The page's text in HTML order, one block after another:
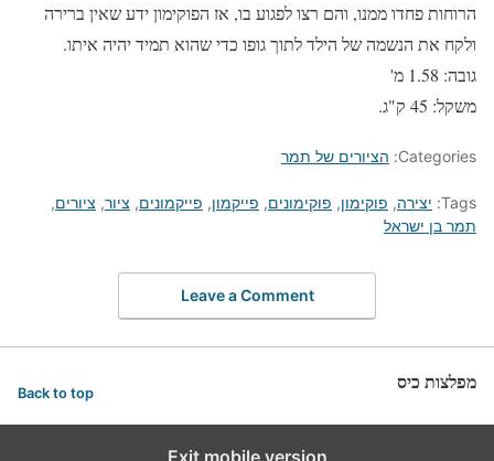
הרוחות פחדו ממנו, והם רצו לפגוע בו, אז הפוקימון ידע שאין ברירה
ולקח את הנשמה של הילד לתוך גופו כדי שהוא תמיד יהיה איתו.
גובה: 1.58 מ'
משקל: 45 ק"ג.
Categories: הציורים של תמר
Tags: יצירה, פוקימון, פוקימונים, פייקמון, פייקמונים, ציור, ציורים,
תמר בן ישראל
Leave a Comment
מפלצות כיס Back to top
Exit mobile version